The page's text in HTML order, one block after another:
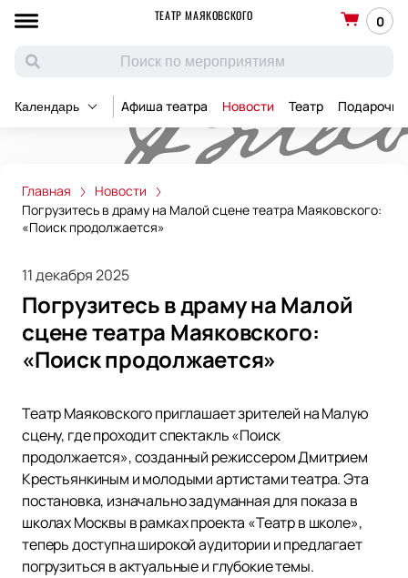
ТЕАТР МАЯКОВСКОГО 0
Календарь Афиша театра Новости Театр
Главная
Новости
Погрузитесь в драму на Малой сцене театра Маяковского:
«Поиск продолжается»
11 декабря 2025
Погрузитесь в драму на Малой
сцене театра Маяковского:
«Поиск продолжается»
Театр Маяковского приглашает зрителей на Малую
сцену, где проходит спектакль «Поиск
продолжается», созданный режиссером Дмитрием
Крестьянкиным и молодыми артистами театра. Эта
постановка, изначально задуманная для показа в
школах Москвы в рамках проекта «Театр в школе»,
теперь доступна широкой аудитории и предлагает
погрузиться в актуальные и глубокие темы.